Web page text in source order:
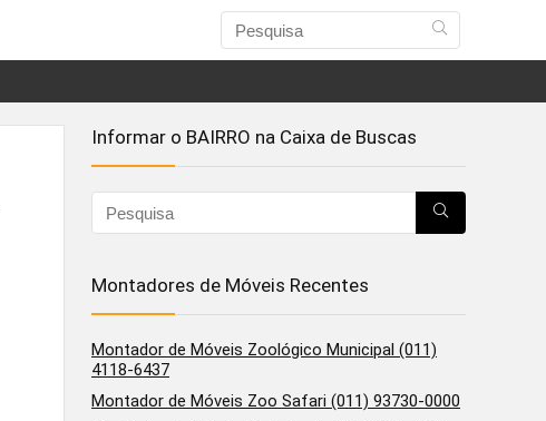
Informar o BAIRRO na Caixa de Buscas
Montadores de Móveis Recentes
Montador de Móveis Zoológico Municipal (011)
4118-6437
Montador de Móveis Zoo Safari (011) 93730-0000